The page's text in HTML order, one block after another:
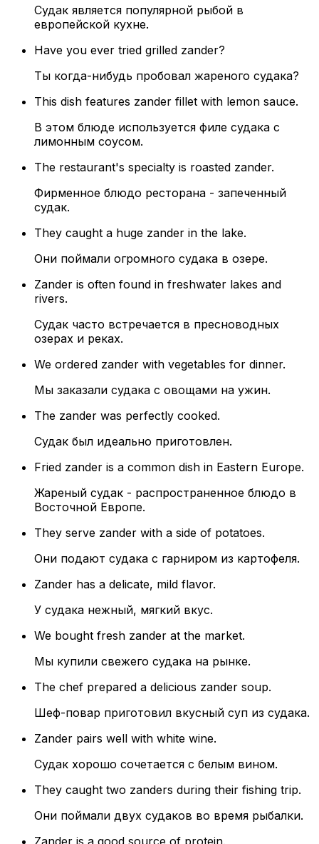
Судак является популярной рыбой в
европейской кухне.
Have you ever tried grilled zander?
Ты когда-нибудь пробовал жареного судака?
This dish features zander fillet with lemon sauce.
В этом блюде используется филе судака с
лимонным соусом.
The restaurant's specialty is roasted zander.
Фирменное блюдо ресторана - запеченный
судак.
They caught a huge zander in the lake.
Они поймали огромного судака в озере.
Zander is often found in freshwater lakes and
rivers.
Судак часто встречается в пресноводных
озерах и реках.
We ordered zander with vegetables for dinner.
Мы заказали судака с овощами на ужин.
The zander was perfectly cooked.
Судак был идеально приготовлен.
Fried zander is a common dish in Eastern Europe.
Жареный судак - распространенное блюдо в
Восточной Европе.
They serve zander with a side of potatoes.
Они подают судака с гарниром из картофеля.
Zander has a delicate, mild flavor.
У судака нежный, мягкий вкус.
We bought fresh zander at the market.
Мы купили свежего судака на рынке.
The chef prepared a delicious zander soup.
Шеф-повар приготовил вкусный суп из судака.
Zander pairs well with white wine.
Судак хорошо сочетается с белым вином.
They caught two zanders during their fishing trip.
Они поймали двух судаков во время рыбалки.